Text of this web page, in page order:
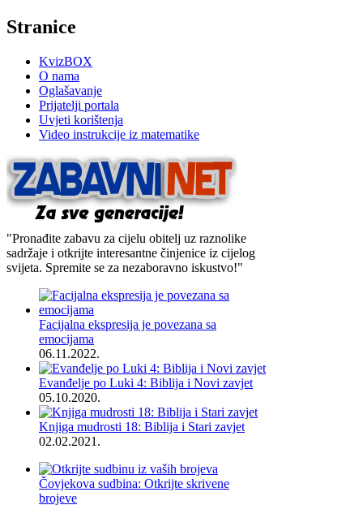
Stranice
KvizBOX
O nama
Oglašavanje
Prijatelji portala
Uvjeti korištenja
Video instrukcije iz matematike
"Pronađite zabavu za cijelu obitelj uz raznolike
sadržaje i otkrijte interesantne činjenice iz cijelog
svijeta. Spremite se za nezaboravno iskustvo!"
Facijalna ekspresija je povezana sa
emocijama
06.11.2022.
Evanđelje po Luki 4: Biblija i Novi zavjet
05.10.2020.
Knjiga mudrosti 18: Biblija i Stari zavjet
02.02.2021.
Čovjekova sudbina: Otkrijte skrivene
brojeve